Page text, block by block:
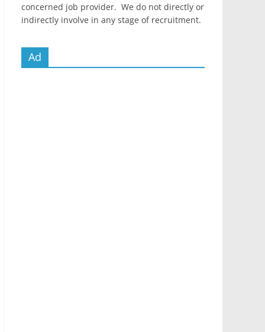
concerned job provider. We do not directly or
indirectly involve in any stage of recruitment.
Ad